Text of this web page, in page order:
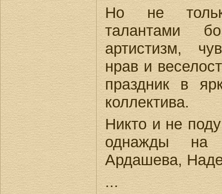
Но не
талантами
артистизм,
нрав и
праздник в
коллектива.
Никто и не
однажды
Ардашева,
...